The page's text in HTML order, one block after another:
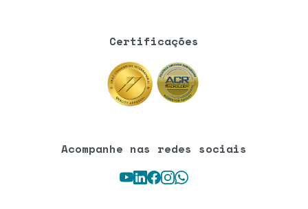
Certificações
Acompanhe nas redes sociais
Youtube
LinkedIn
Facebook
Instagram
WhatsApp